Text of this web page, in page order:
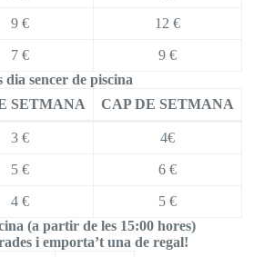
9 € 12 €
7 €
9 €
dia sencer de piscina
SETMANA
CAP DE SETMANA
3 € 4€
5 € 6 €
4 €
5 €
(a partir de les 15:00 hores)
i emporta’t una de regal!